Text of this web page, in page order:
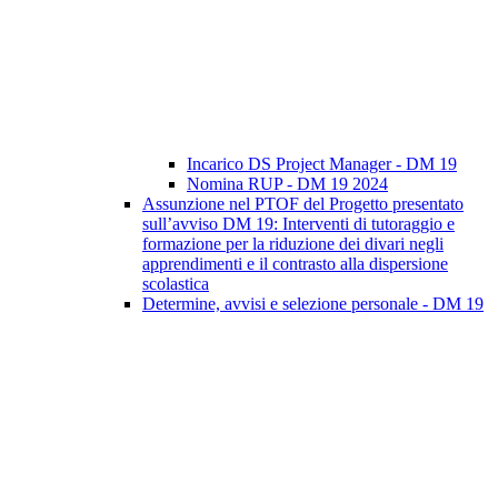
Incarico DS Project Manager - DM 19
Nomina RUP - DM 19 2024
Assunzione nel PTOF del Progetto presentato
sull’avviso DM 19: Interventi di tutoraggio e
formazione per la riduzione dei divari negli
apprendimenti e il contrasto alla dispersione
scolastica
Determine, avvisi e selezione personale - DM 19